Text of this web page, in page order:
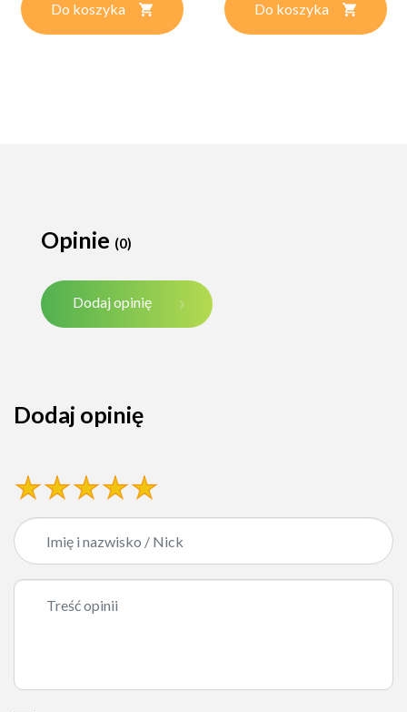
Do koszyka Do koszyka
Opinie (0)
Dodaj opinię
Dodaj opinię